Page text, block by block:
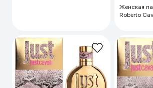
Женская
Roberto